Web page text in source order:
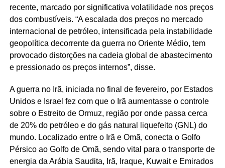
recente, marcado por significativa volatilidade nos preços
dos combustíveis. “A escalada dos preços no mercado
internacional de petróleo, intensificada pela instabilidade
geopolítica decorrente da guerra no Oriente Médio, tem
provocado distorções na cadeia global de abastecimento
e pressionado os preços internos”, disse.
A guerra no Irã, iniciada no final de fevereiro, por Estados
Unidos e Israel fez com que o Irã aumentasse o controle
sobre o Estreito de Ormuz, região por onde passa cerca
de 20% do petróleo e do gás natural liquefeito (GNL) do
mundo. Localizado entre o Irã e Omã, conecta o Golfo
Pérsico ao Golfo de Omã, sendo vital para o transporte de
energia da Arábia Saudita, Irã, Iraque, Kuwait e Emirados